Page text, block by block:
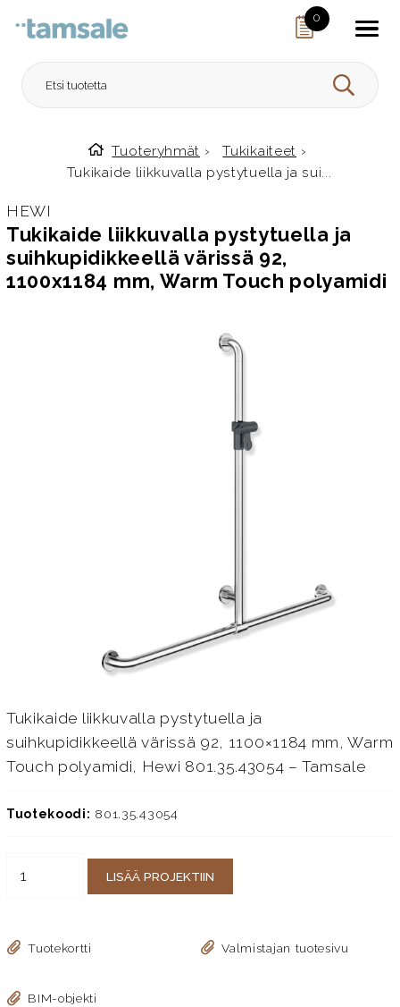
0
HAE
Etusivulle
Tuoteryhmät › Tukikaiteet ›
Tukikaide liikkuvalla pystytuella ja sui...
HEWI
Tukikaide liikkuvalla pystytuella ja
suihkupidikkeellä värissä 92,
1100x1184 mm, Warm Touch polyamidi
Tukikaide liikkuvalla pystytuella ja
suihkupidikkeellä värissä 92, 1100×1184 mm, Warm
Touch polyamidi, Hewi 801.35.43054 – Tamsale
Tuotekoodi: 801.35.43054
LISÄÄ PROJEKTIIN
Tuotekortti Valmistajan tuotesivu
BIM-objekti